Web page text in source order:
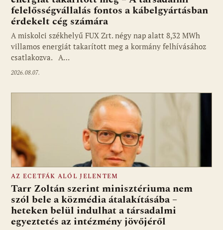
felelősségvállalás fontos a kábelgyártásban
érdekelt cég számára
A miskolci székhelyű FUX Zrt. négy nap alatt 8,32 MWh
villamos energiát takarított meg a kormány felhívásához
csatlakozva. A…
2026.08.07.
Fotó: media1.hu
AZ ECETFÁK ALÓL JELENTEM
Tarr Zoltán szerint minisztériuma nem
szól bele a közmédia átalakításába –
heteken belül indulhat a társadalmi
egyeztetés az intézmény jövőjéről